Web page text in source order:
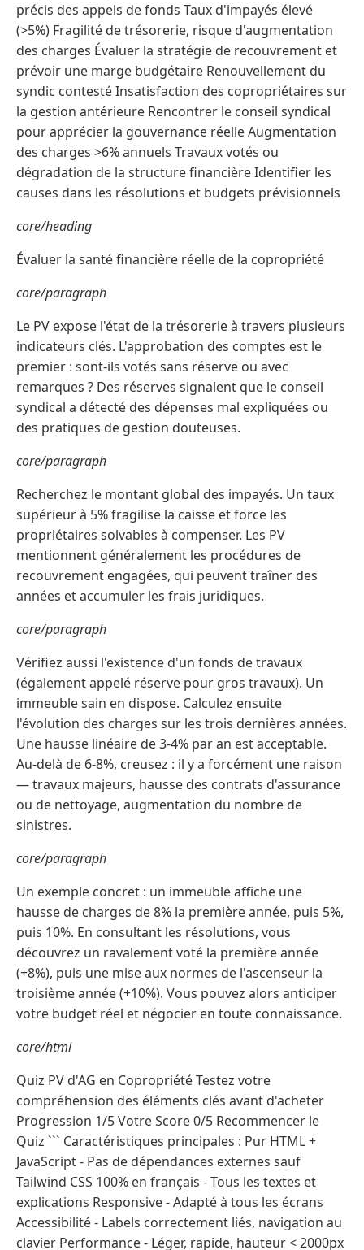
précis des appels de fonds Taux d'impayés élevé
(>5%) Fragilité de trésorerie, risque d'augmentation
des charges Évaluer la stratégie de recouvrement et
prévoir une marge budgétaire Renouvellement du
syndic contesté Insatisfaction des copropriétaires sur
la gestion antérieure Rencontrer le conseil syndical
pour apprécier la gouvernance réelle Augmentation
des charges >6% annuels Travaux votés ou
dégradation de la structure financière Identifier les
causes dans les résolutions et budgets prévisionnels
core/heading
Évaluer la santé financière réelle de la copropriété
core/paragraph
Le PV expose l'état de la trésorerie à travers plusieurs
indicateurs clés. L'approbation des comptes est le
premier : sont-ils votés sans réserve ou avec
remarques ? Des réserves signalent que le conseil
syndical a détecté des dépenses mal expliquées ou
des pratiques de gestion douteuses.
core/paragraph
Recherchez le montant global des impayés. Un taux
supérieur à 5% fragilise la caisse et force les
propriétaires solvables à compenser. Les PV
mentionnent généralement les procédures de
recouvrement engagées, qui peuvent traîner des
années et accumuler les frais juridiques.
core/paragraph
Vérifiez aussi l'existence d'un fonds de travaux
(également appelé réserve pour gros travaux). Un
immeuble sain en dispose. Calculez ensuite
l'évolution des charges sur les trois dernières années.
Une hausse linéaire de 3-4% par an est acceptable.
Au-delà de 6-8%, creusez : il y a forcément une raison
— travaux majeurs, hausse des contrats d'assurance
ou de nettoyage, augmentation du nombre de
sinistres.
core/paragraph
Un exemple concret : un immeuble affiche une
hausse de charges de 8% la première année, puis 5%,
puis 10%. En consultant les résolutions, vous
découvrez un ravalement voté la première année
(+8%), puis une mise aux normes de l'ascenseur la
troisième année (+10%). Vous pouvez alors anticiper
votre budget réel et négocier en toute connaissance.
core/html
Quiz PV d'AG en Copropriété Testez votre
compréhension des éléments clés avant d'acheter
Progression 1/5 Votre Score 0/5 Recommencer le
Quiz ``` Caractéristiques principales : Pur HTML +
JavaScript - Pas de dépendances externes sauf
Tailwind CSS 100% en français - Tous les textes et
explications Responsive - Adapté à tous les écrans
Accessibilité - Labels correctement liés, navigation au
clavier Performance - Léger, rapide, hauteur < 2000px